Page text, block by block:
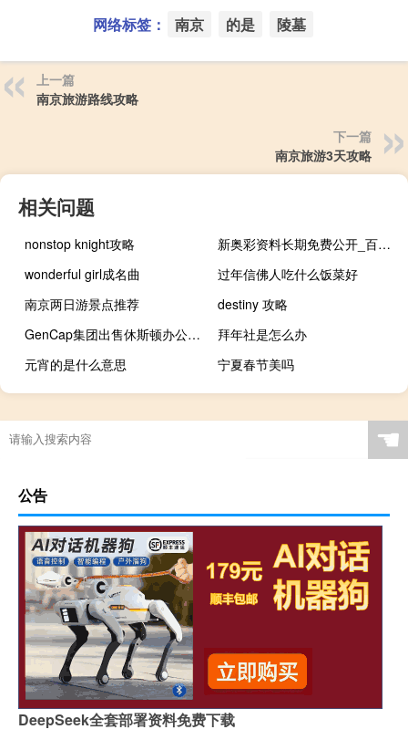
网络标签： 南京 的是 陵墓
上一篇
南京旅游路线攻略
下一篇
南京旅游3天攻略
相关问题
nonstop knight攻略
新奥彩资料长期免费公开_百度人工智能_安卓版636.64.1030
wonderful girl成名曲
过年信佛人吃什么饭菜好
南京两日游景点推荐
destiny 攻略
GenCap集团出售休斯顿办公园区
拜年社是怎么办
元宵的是什么意思
宁夏春节美吗
☚
公告
DeepSeek全套部署资料免费下载